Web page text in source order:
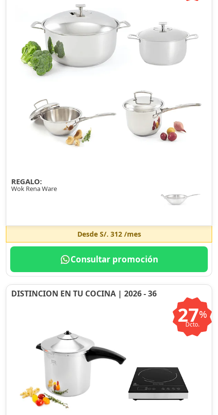
REGALO:
Wok Rena Ware
Desde S/. 312/mes
Consultar promoción
DISTINCION EN TU COCINA | 2026 - 36
27%
Dcto.